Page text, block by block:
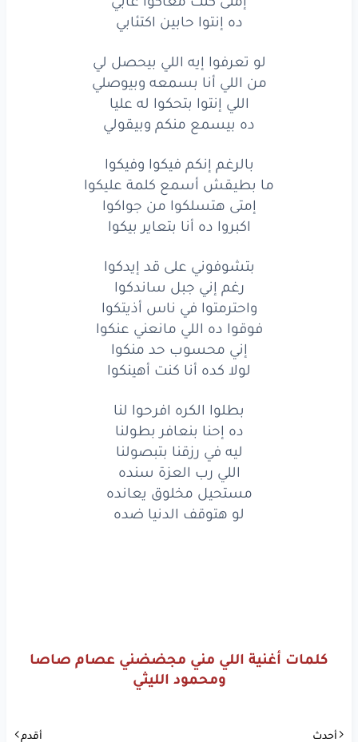
الليانتوبتحكولوعليا
بالرغم انكمفيكووفيكو
مابطيقشاسمعكلمه
اكبرواده انابتعايربيكم
بتشوفونيعلىقدايدكو
رغم
اني جبلساندكو
واحترمتوفي ناساذيتكو
فوقوده اللي منيعنيعنكو
انيمحسوبحدمنكو
بطلوالكرهافرحو
ده احنابنعافربطولنا
ليهفي رزقنابتبصولنا
www.lyrics-arabic.com
ده إنتوا حابين اكتئابي
لو تعرفوا إيه اللي بيحصل لي
من اللي أنا بسمعه وبيوصلي
اللي إنتوا بتحكوا له عليا
ده بيسمع منكم وبيقولي
بالرغم إنكم فيكوا وفيكوا
ما بطيقش أسمع كلمة عليكوا
إمتى هتسلكوا من جواكوا
اكبروا ده أنا بتعاير بيكوا
بتشوفوني على قد إيدكوا
رغم إني جبل ساندكوا
واحترمتوا في ناس أذيتكوا
فوقوا ده اللي مانعني عنكوا
إني محسوب حد منكوا
لولا كده أنا كنت أهينكوا
بطلوا الكره افرحوا لنا
ده إحنا بنعافر بطولنا
ليه في رزقنا بتبصولنا
اللي رب العزة سنده
مستحيل مخلوق يعانده
لو هتوقف الدنيا ضده
كلمات أغنية اللي مني مجضضني عصام صاصا
ومحمود الليثي
أحدث أقدم